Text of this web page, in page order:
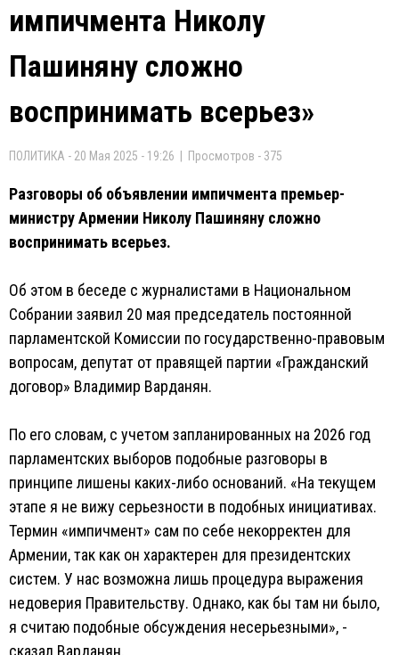
импичмента Николу
Пашиняну сложно
воспринимать всерьез»
ПОЛИТИКА - 20 Мая 2025 - 19:26 | Просмотров - 375
Разговоры об объявлении импичмента премьер-
министру Армении Николу Пашиняну сложно
воспринимать всерьез.
Об этом в беседе с журналистами в Национальном
Собрании заявил 20 мая председатель постоянной
парламентской Комиссии по государственно-правовым
вопросам, депутат от правящей партии «Гражданский
договор» Владимир Варданян.
По его словам, с учетом запланированных на 2026 год
парламентских выборов подобные разговоры в
принципе лишены каких-либо оснований. «На текущем
этапе я не вижу серьезности в подобных инициативах.
Термин «импичмент» сам по себе некорректен для
Армении, так как он характерен для президентских
систем. У нас возможна лишь процедура выражения
недоверия Правительству. Однако, как бы там ни было,
я считаю подобные обсуждения несерьезными», -
сказал Варданян.